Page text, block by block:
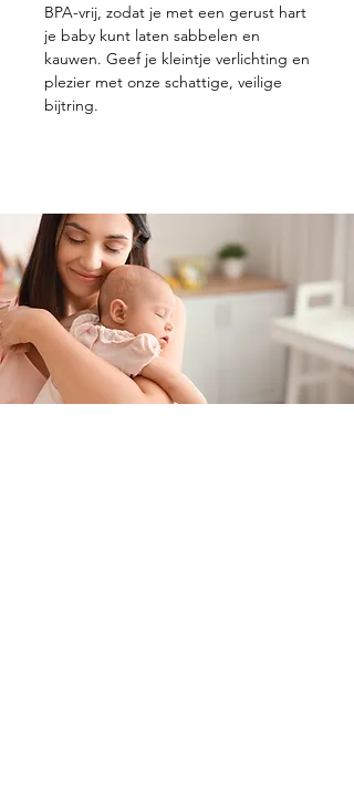
BPA-vrij, zodat je met een gerust hart
je baby kunt laten sabbelen en
kauwen. Geef je kleintje verlichting en
plezier met onze schattige, veilige
bijtring.